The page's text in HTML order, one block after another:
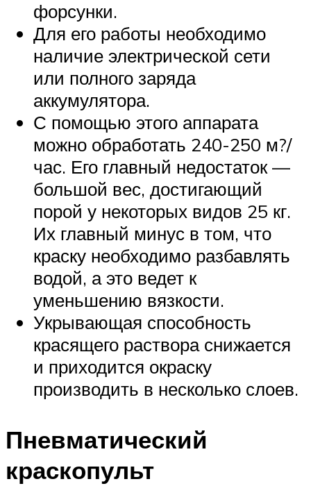
форсунки.
Для его работы необходимо
наличие электрической сети
или полного заряда
аккумулятора.
С помощью этого аппарата
можно обработать 240-250 м?/
час. Его главный недостаток —
большой вес, достигающий
порой у некоторых видов 25 кг.
Их главный минус в том, что
краску необходимо разбавлять
водой, а это ведет к
уменьшению вязкости.
Укрывающая способность
красящего раствора снижается
и приходится окраску
производить в несколько слоев.
Пневматический
краскопульт